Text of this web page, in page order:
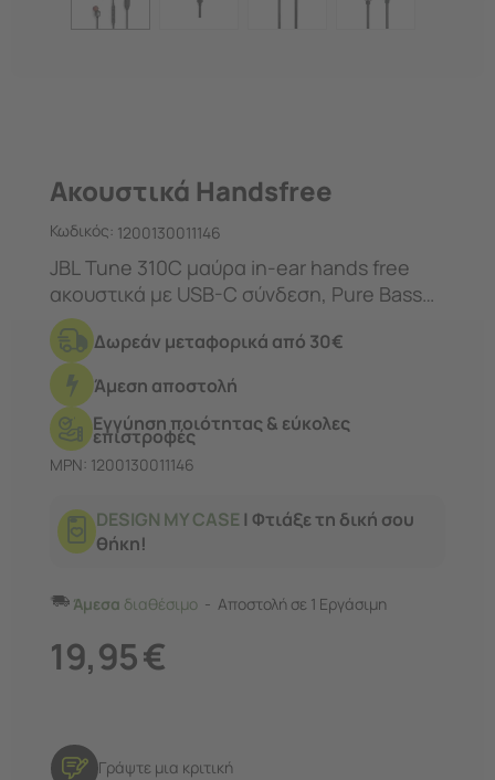
Ακουστικά Handsfree
Κωδικός: 1200130011146
JBL Tune 310C μαύρα in-ear hands free
ακουστικά με USB-C σύνδεση, Pure Bass
ήχο, μικρόφωνο και χειριστήριο για
σύγχρονες συσκευές.
Δωρεάν μεταφορικά από 30€
Άμεση αποστολή
Εγγύηση ποιότητας & εύκολες
επιστροφές
MPN: 1200130011146
DESIGN MY CASE | Φτιάξε τη δική σου
θήκη!
Άμεσα διαθέσιμο Αποστολή σε 1 Εργάσιμη
19,95€
Γράψτε μια κριτική